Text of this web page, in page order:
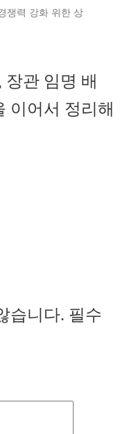
쟁력 강화 위한 상
관 임명 배
이어서 정리해
습니다. 필수